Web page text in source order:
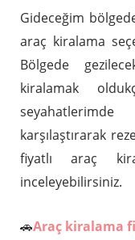
Gideceğim
araç kiralama
Bölgede
kiralamak
karşılaştırarak
fiyatlı araç
inceleyebilirsiniz.
🚗Araç kiralama